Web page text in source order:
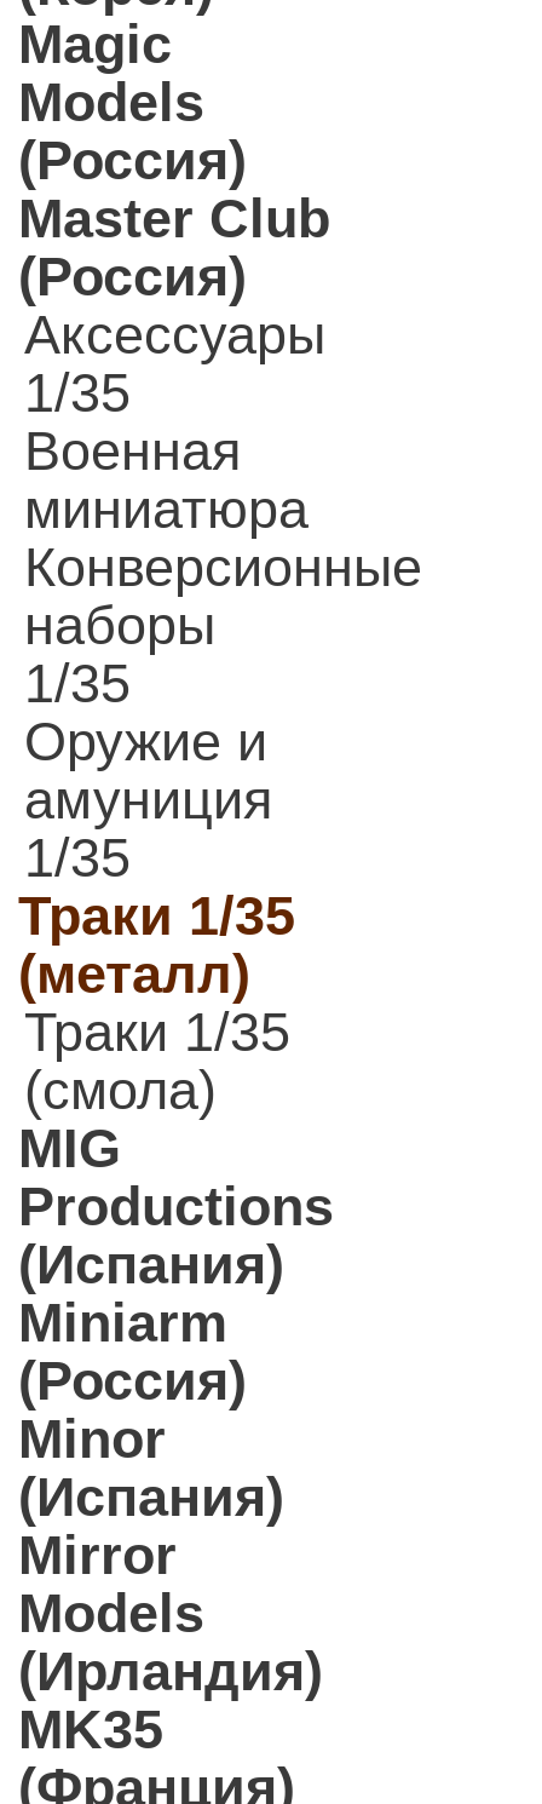
Magic
Models
(Россия)
Master Club
(Россия)
Аксессуары
1/35
Военная
миниатюра
Конверсионные
наборы
1/35
Оружие и
амуниция
1/35
Траки 1/35
(металл)
Траки 1/35
(смола)
MIG
Productions
(Испания)
Miniarm
(Россия)
Minor
(Испания)
Mirror
Models
(Ирландия)
MK35
(Франция)